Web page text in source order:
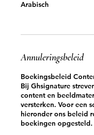
Arabisch
Annuleringsbeleid
Boekingsbeleid
Bij Ghsignature
content en
versterken. Voor een
hieronder ons beleid
boekingen opgesteld.